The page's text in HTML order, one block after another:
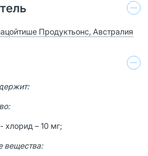
Продуктьонс, Австралия
хлорид – 10 мг;
вещества: